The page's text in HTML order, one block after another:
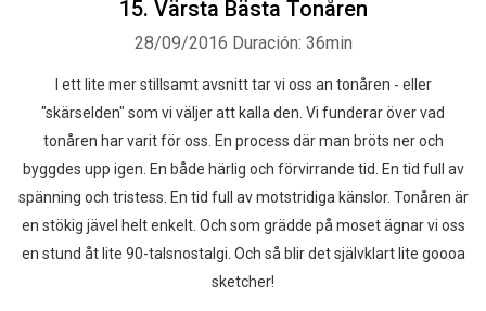
15. Värsta Bästa Tonåren
28/09/2016 Duración: 36min
I ett lite mer stillsamt avsnitt tar vi oss an tonåren - eller
"skärselden" som vi väljer att kalla den. Vi funderar över vad
tonåren har varit för oss. En process där man bröts ner och
byggdes upp igen. En både härlig och förvirrande tid. En tid full av
spänning och tristess. En tid full av motstridiga känslor. Tonåren är
en stökig jävel helt enkelt. Och som grädde på moset ägnar vi oss
en stund åt lite 90-talsnostalgi. Och så blir det självklart lite goooa
sketcher!